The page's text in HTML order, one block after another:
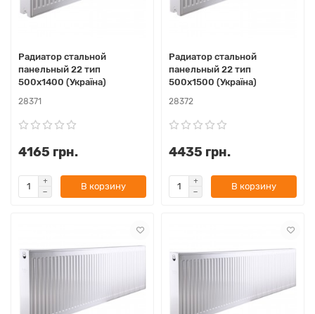
Радиатор стальной
панельный 22 тип
500х1400 (Україна)
28371
4165 грн.
В корзину
Радиатор стальной
панельный 22 тип
500х1500 (Україна)
28372
4435 грн.
В корзину